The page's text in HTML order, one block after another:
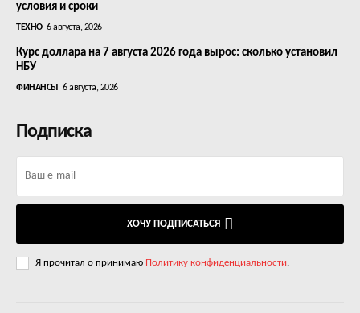
условия и сроки
ТЕХНО 6 августа, 2026
Курс доллара на 7 августа 2026 года вырос: сколько установил
НБУ
ФИНАНСЫ 6 августа, 2026
Подписка
ХОЧУ ПОДПИСАТЬСЯ
Я прочитал о принимаю Политику конфиденциальности.